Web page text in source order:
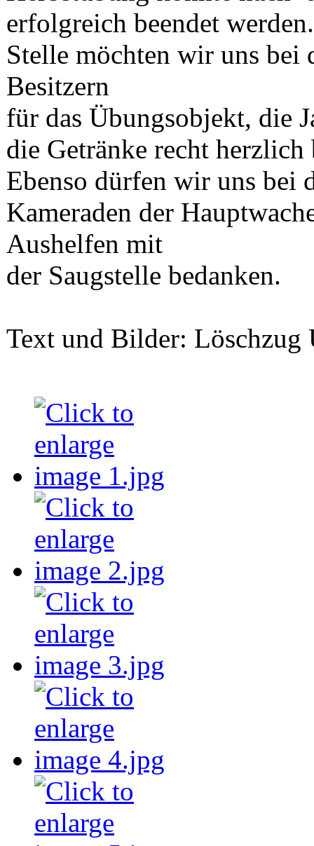
erfolgreich beendet
Stelle möchten wir uns bei
Besitzern
für das Übungsobjekt, die
die Getränke recht herzlich
Ebenso dürfen wir uns bei
Kameraden der
Aushelfen mit
der Saugstelle bedanken.
Text und Bilder: Löschzug